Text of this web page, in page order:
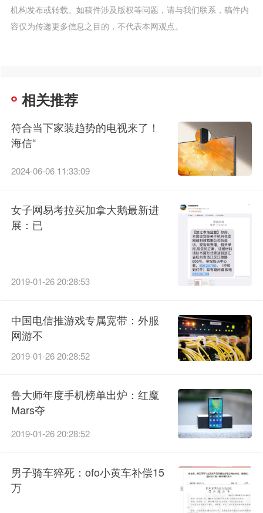
机构发布或转载。如稿件涉及版权等问题，请与我们联系，稿件内
容仅为传递更多信息之目的，不代表本网观点。
相关推荐
符合当下家装趋势的电视来了！
海信“
2024-06-06 11:33:09
女子网易考拉买加拿大鹅最新进
展：已
2019-01-26 20:28:53
中国电信推游戏专属宽带：外服
网游不
2019-01-26 20:28:52
鲁大师年度手机榜单出炉：红魔
Mars夺
2019-01-26 20:28:52
男子骑车猝死：ofo小黄车补偿15
万